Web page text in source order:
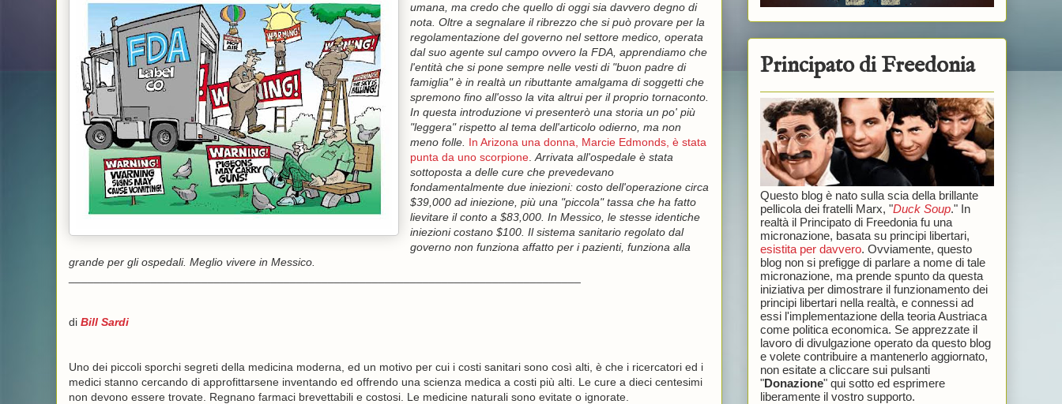
umana, ma credo che quello di oggi sia davvero degno di
nota. Oltre a segnalare il ribrezzo che si può provare per la
regolamentazione del governo nel settore medico, operata
dal suo agente sul campo ovvero la FDA, apprendiamo che
l'entità che si pone sempre nelle vesti di "buon padre di
famiglia" è in realtà un ributtante amalgama di soggetti che
spremono fino all'osso la vita altrui per il proprio tornaconto.
In questa introduzione vi presenterò una storia un po' più
"leggera" rispetto al tema dell'articolo odierno, ma non
meno folle. In Arizona una donna, Marcie Edmonds, è stata
punta da uno scorpione. Arrivata all'ospedale è stata
sottoposta a delle cure che prevedevano
fondamentalmente due iniezioni: costo dell'operazione circa
$39,000 ad iniezione, più una "piccola" tassa che ha fatto
lievitare il conto a $83,000. In Messico, le stesse identiche
iniezioni costano $100. Il sistema sanitario regolato dal
governo non funziona affatto per i pazienti, funziona alla
grande per gli ospedali. Meglio vivere in Messico.
di Bill Sardi
Uno dei piccoli sporchi segreti della medicina moderna, ed un motivo per cui i costi sanitari sono così alti, è che i ricercatori ed i
medici stanno cercando di approfittarsene inventando ed offrendo una scienza medica a costi più alti. Le cure a dieci centesimi
non devono essere trovate. Regnano farmaci brevettabili e costosi. Le medicine naturali sono evitate o ignorate.
Principato di Freedonia
Questo blog è nato sulla scia della brillante
pellicola dei fratelli Marx, "Duck Soup." In
realtà il Principato di Freedonia fu una
micronazione, basata su principi libertari,
esistita per davvero. Ovviamente, questo
blog non si prefigge di parlare a nome di tale
micronazione, ma prende spunto da questa
iniziativa per dimostrare il funzionamento dei
principi libertari nella realtà, e connessi ad
essi l'implementazione della teoria Austriaca
come politica economica. Se apprezzate il
lavoro di divulgazione operato da questo blog
e volete contribuire a mantenerlo aggiornato,
non esitate a cliccare sui pulsanti
"Donazione" qui sotto ed esprimere
liberamente il vostro supporto.